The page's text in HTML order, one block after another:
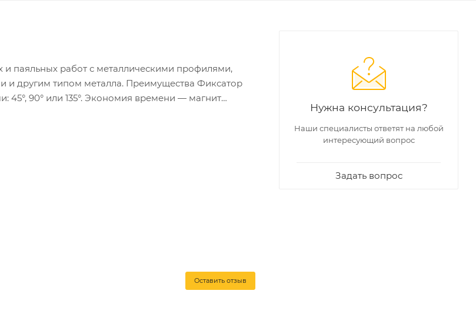
паяльных работ с металлическими профилями,
и другим типом металла. Преимущества Фиксатор
45°, 90° или 135°. Экономия времени — магнит
Оставить отзыв
Нужна консультация?
Наши специалисты ответят на любой
интересующий вопрос
Задать вопрос